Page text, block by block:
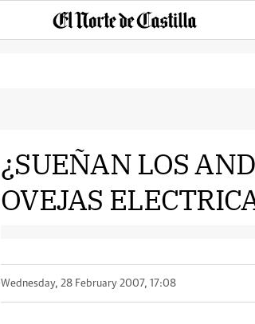
¿SUEÑAN LOS
OVEJAS
Wednesday, 28 February 2007, 17:08